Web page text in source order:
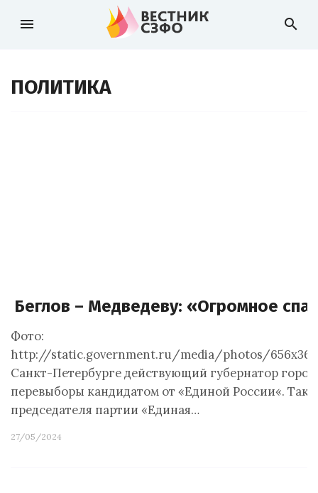
menu search
ПОЛИТИКА
Беглов – Медведеву: «Огромное
Фото:
http://static.government.ru/media/photos/
Санкт-Петербурге действующий губернатор
перевыборы кандидатом от «Единой России«.
председателя партии «Единая…
27/05/2024